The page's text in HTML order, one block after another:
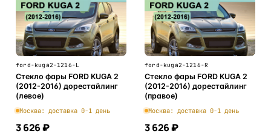
ford-kuga2-1216-L
Стекло фары FORD KUGA 2
(2012-2016) дорестайлинг
(левое)
Москва: доставка 0-1 день
3 626 ₽
ford-kuga2-1216-R
Стекло фары FORD KUGA 2
(2012-2016) дорестайлинг
(правое)
Москва: доставка 0-1 день
3 626 ₽